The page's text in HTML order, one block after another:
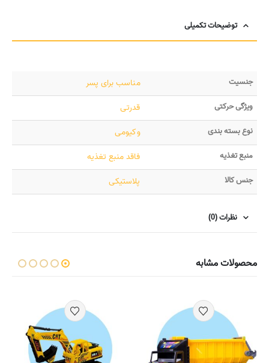
توضیحات تکمیلی
جنسیت مناسب برای پسر
ویژگی حرکتی قدرتی
نوع بسته بندی وکیومی
منبع تغذیه فاقد منبع تغذیه
جنس کالا پلاستیکی
نظرات (0)
محصولات مشابه